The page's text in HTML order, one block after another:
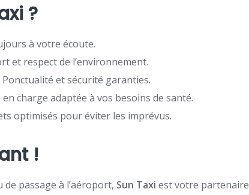
?
à votre écoute.
et respect de l’environnement.
Ponctualité et sécurité garanties.
en charge adaptée à vos besoins de santé.
optimisés pour éviter les imprévus.
!
passage à l’aéroport, Sun Taxi est votre partenaire